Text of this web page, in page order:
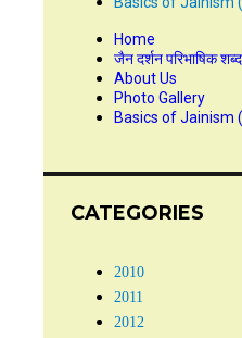
Home
जैन दर्शन परिभाषिक
About Us
Photo Gallery
Basics of Jainism
CATEGORIES
2010
2011
2012